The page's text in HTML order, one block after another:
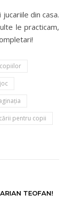
din casa.
le practicam,
pentru copii
TEOFAN!